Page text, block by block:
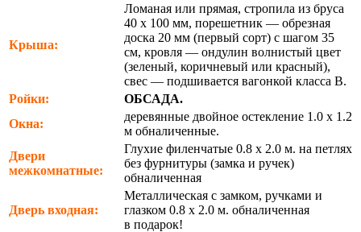
Крыша:
Ломаная или прямая, стропила из бруса
40 х 100 мм, порешетник — обрезная
доска 20 мм (первый сорт) с шагом 35
см, кровля — ондулин волнистый цвет
(зеленый, коричневый или красный),
свес — подшивается вагонкой класса В.
Ройки:
ОБСАДА.
Окна:
деревянные двойное остекление 1.0 х 1.2
м обналиченные.
Двери
межкомнатные:
Глухие филенчатые 0.8 х 2.0 м. на петлях
без фурнитуры (замка и ручек)
обналиченная
Дверь входная:
Металлическая с замком, ручками и
глазком 0.8 х 2.0 м. обналиченная
в подарок!